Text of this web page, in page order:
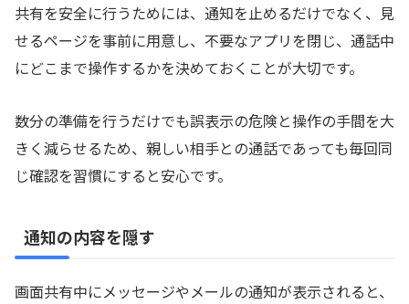
共有を安全に行うためには、通知を止めるだけでなく、見
せるページを事前に用意し、不要なアプリを閉じ、通話中
にどこまで操作するかを決めておくことが大切です。
数分の準備を行うだけでも誤表示の危険と操作の手間を大
きく減らせるため、親しい相手との通話であっても毎回同
じ確認を習慣にすると安心です。
通知の内容を隠す
画面共有中にメッセージやメールの通知が表示されると、